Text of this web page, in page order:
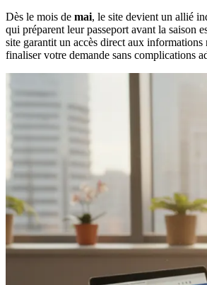
Dès le mois de mai, le site devient un allié
qui préparent leur passeport avant la saison
site garantit un accès direct aux informations
finaliser votre demande sans complications